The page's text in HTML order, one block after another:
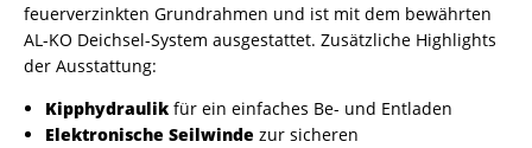
feuerverzinkten Grundrahmen und ist mit dem bewährten
AL-KO Deichsel-System ausgestattet. Zusätzliche Highlights
der Ausstattung:
Kipphydraulikfür ein einfaches Be- und Entladen
Elektronische Seilwinde zur sicheren